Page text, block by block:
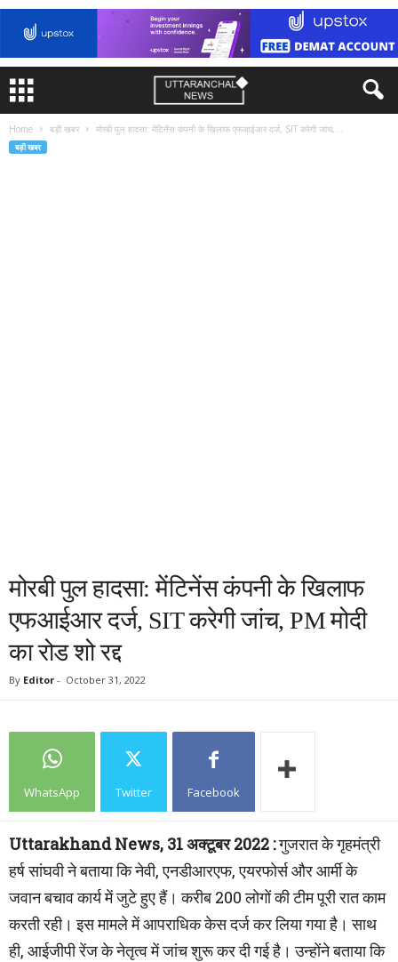
Home बड़ी खबर मोरबी पुल हादसा: मेंटिनेंस कंपनी के खिलाफ एफआईआर दर्ज, SIT करेगी जांच,...
बड़ी खबर
मोरबी पुल हादसा: मेंटिनेंस कंपनी के खिलाफ
एफआईआर दर्ज, SIT करेगी जांच, PM मोदी
का रोड शो रद्द
By Editor - October 31, 2022
WhatsApp Twitter Facebook
Uttarakhand News, 31 अक्टूबर 2022 :गुजरात के गृहमंत्री
हर्ष सांघवी ने बताया कि नेवी, एनडीआरएफ, एयरफोर्स और आर्मी के
जवान बचाव कार्य में जुटे हुए हैं। करीब 200 लोगों की टीम पूरी रात काम
करती रही। इस मामले में आपराधिक केस दर्ज कर लिया गया है। साथ
ही, आईजीपी रेंज के नेतृत्व में जांच शुरू कर दी गई है। उन्होंने बताया कि